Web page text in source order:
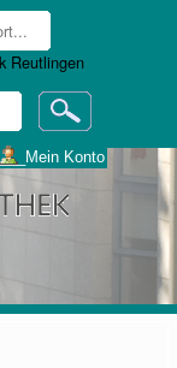
___Mein Konto